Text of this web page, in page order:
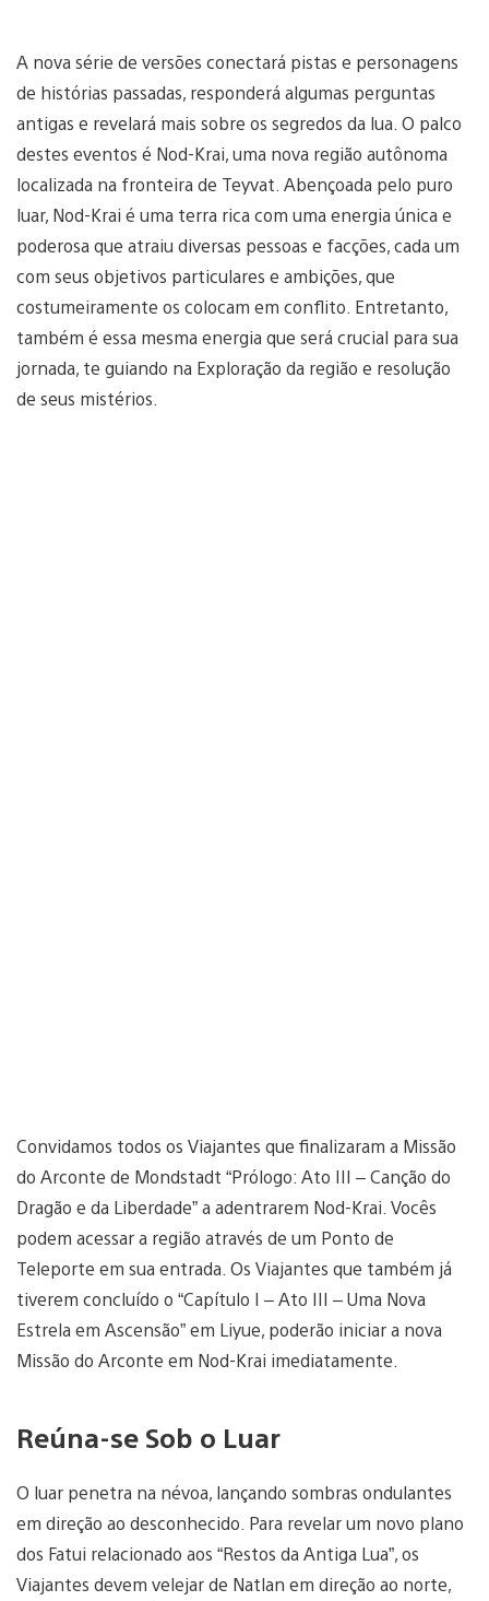
A nova série de versões conectará pistas e personagens
de histórias passadas, responderá algumas perguntas
antigas e revelará mais sobre os segredos da lua. O palco
destes eventos é Nod-Krai, uma nova região autônoma
localizada na fronteira de Teyvat. Abençoada pelo puro
luar, Nod-Krai é uma terra rica com uma energia única e
poderosa que atraiu diversas pessoas e facções, cada um
com seus objetivos particulares e ambições, que
costumeiramente os colocam em conflito. Entretanto,
também é essa mesma energia que será crucial para sua
jornada, te guiando na Exploração da região e resolução
de seus mistérios.
Convidamos todos os Viajantes que finalizaram a Missão
do Arconte de Mondstadt “Prólogo: Ato III – Canção do
Dragão e da Liberdade” a adentrarem Nod-Krai. Vocês
podem acessar a região através de um Ponto de
Teleporte em sua entrada. Os Viajantes que também já
tiverem concluído o “Capítulo I – Ato III – Uma Nova
Estrela em Ascensão” em Liyue, poderão iniciar a nova
Missão do Arconte em Nod-Krai imediatamente.
Reúna-se Sob o Luar
O luar penetra na névoa, lançando sombras ondulantes
em direção ao desconhecido. Para revelar um novo plano
dos Fatui relacionado aos “Restos da Antiga Lua”, os
Viajantes devem velejar de Natlan em direção ao norte,